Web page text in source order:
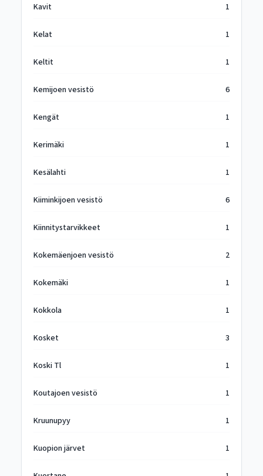
Kavit 1
Kelat 1
Keltit 1
Kemijoen vesistö 6
Kengät 1
Kerimäki 1
Kesälahti 1
Kiiminkijoen vesistö 6
Kiinnitystarvikkeet 1
Kokemäenjoen vesistö 2
Kokemäki 1
Kokkola 1
Kosket 3
Koski Tl 1
Koutajoen vesistö 1
Kruunupyy 1
Kuopion järvet 1